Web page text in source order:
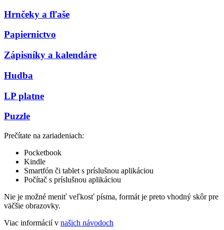
Hrnčeky a fľaše
Papiernictvo
Zápisníky a kalendáre
Hudba
LP platne
Puzzle
Prečítate na zariadeniach:
Pocketbook
Kindle
Smartfón či tablet s príslušnou aplikáciou
Počítač s príslušnou aplikáciou
Nie je možné meniť veľkosť písma, formát je preto vhodný skôr pre
väčšie obrazovky.
Viac informácií v našich návodoch